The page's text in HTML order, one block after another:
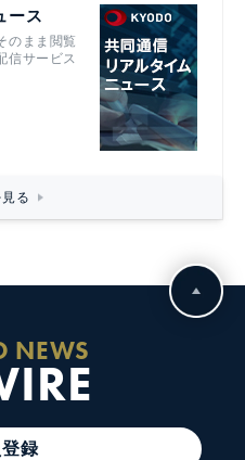
ース
のまま閲覧
信サービス
る
NEWS
録